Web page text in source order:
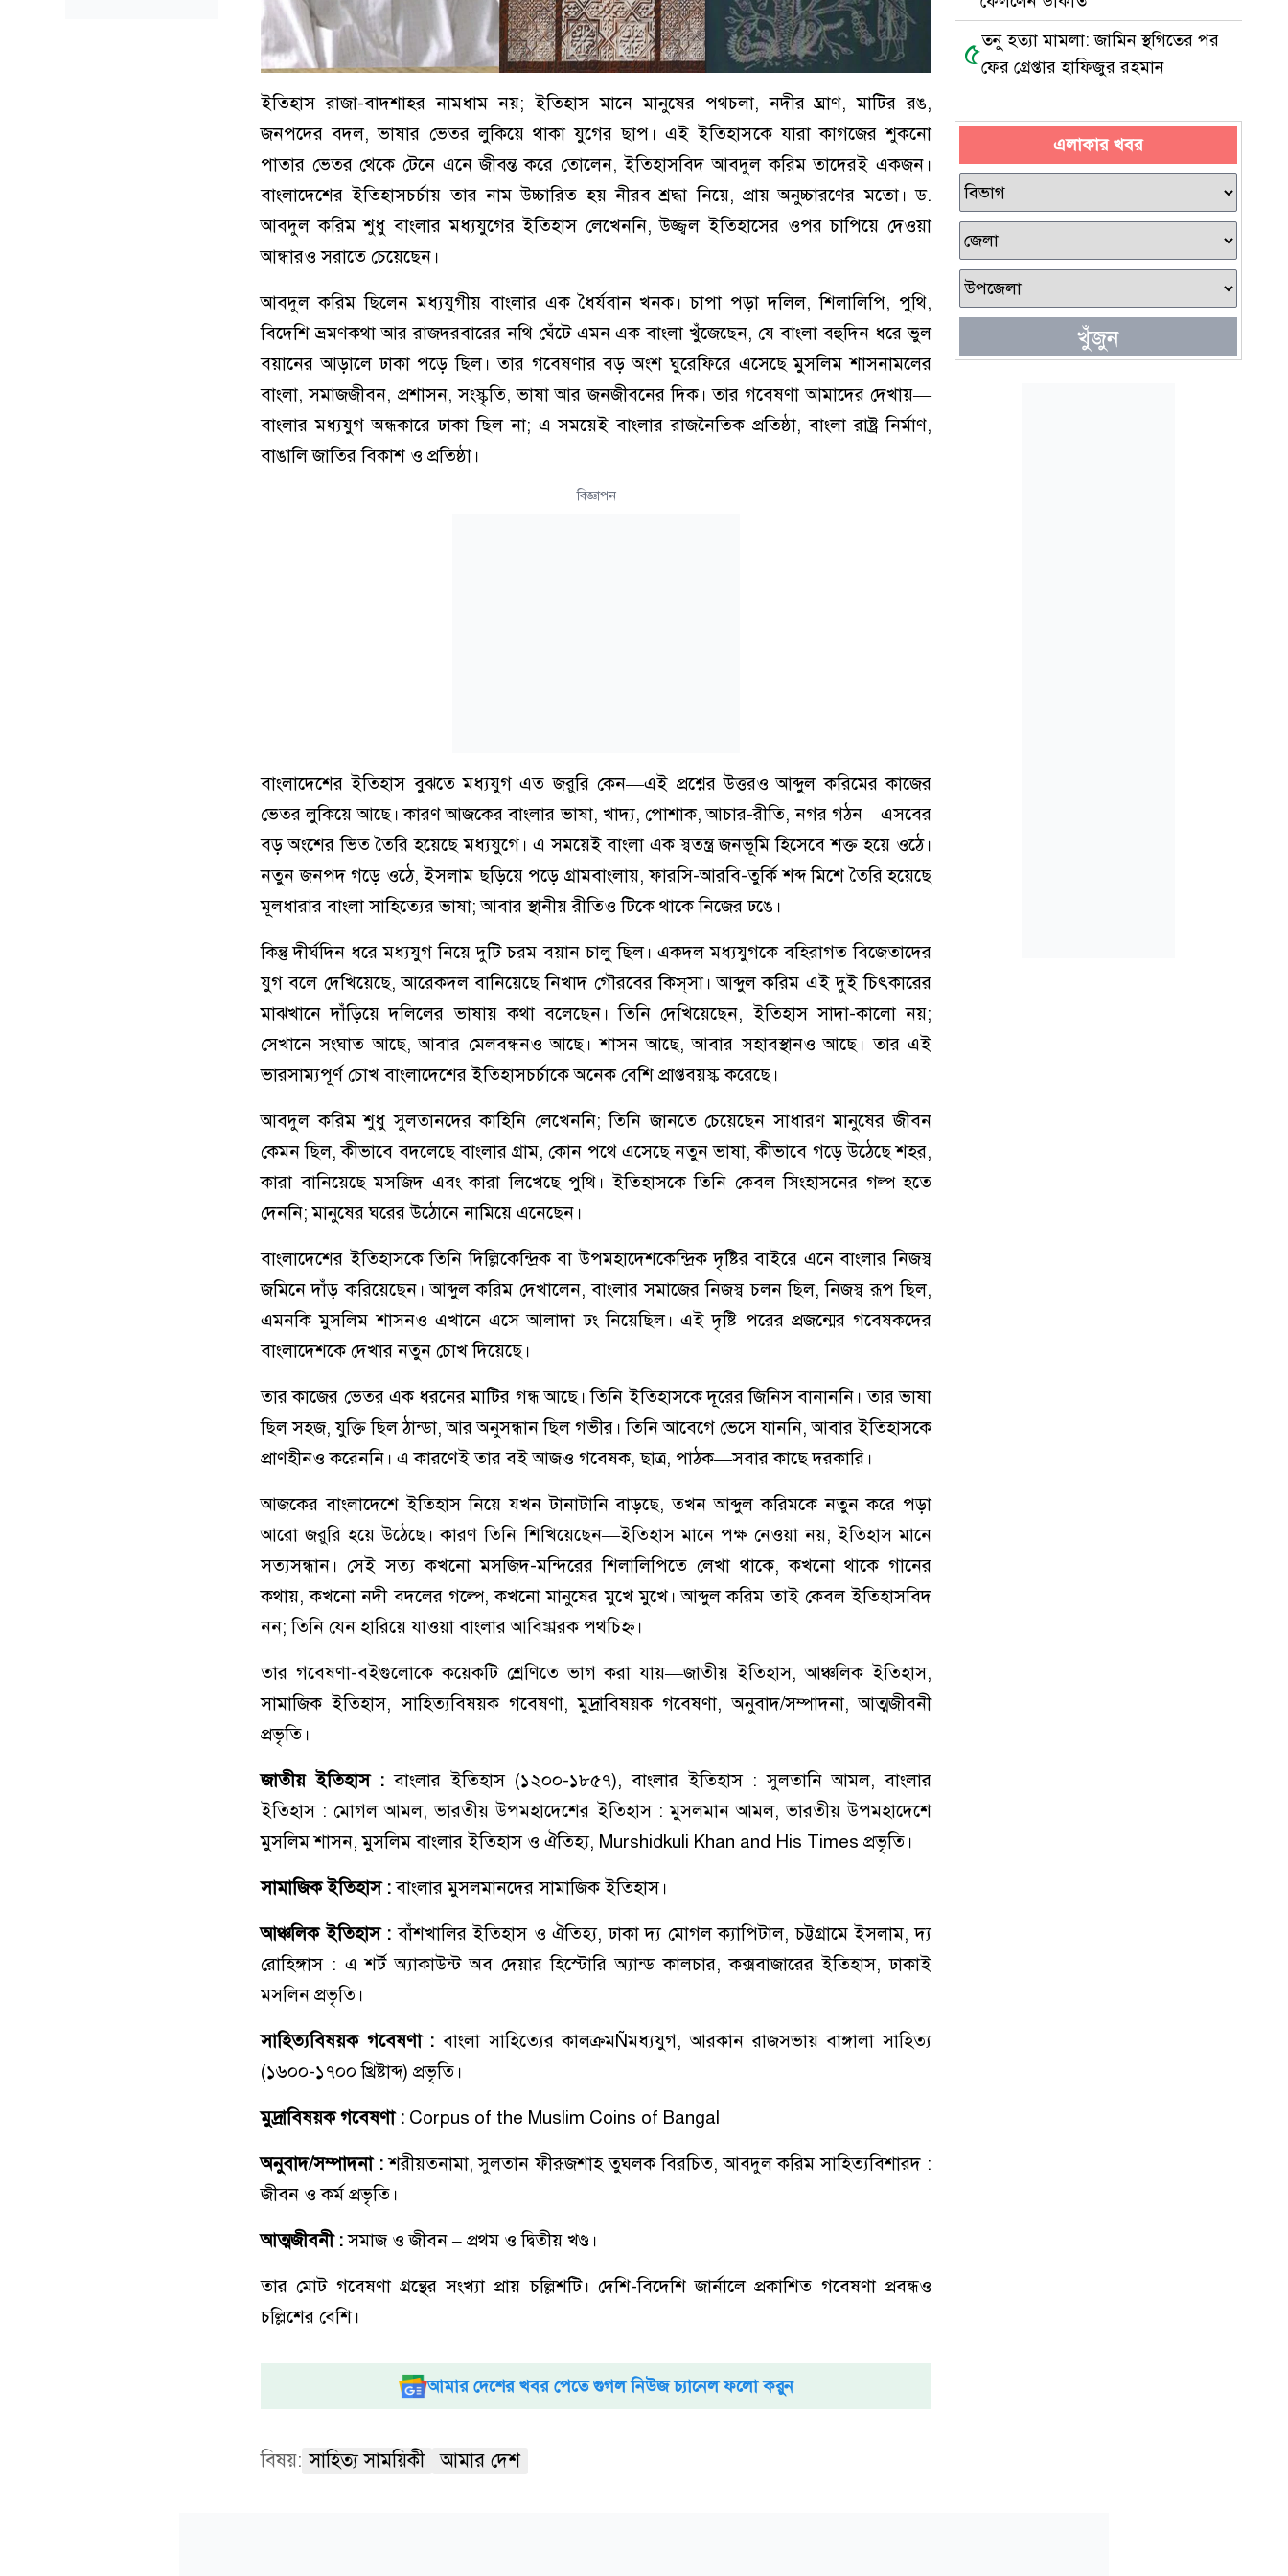
ইতিহাস রাজা-বাদশাহর নামধাম নয়; ইতিহাস মানে মানুষের পথচলা, নদীর ঘ্রাণ, মাটির রঙ,
জনপদের বদল, ভাষার ভেতর লুকিয়ে থাকা যুগের ছাপ। এই ইতিহাসকে যারা কাগজের শুকনো
পাতার ভেতর থেকে টেনে এনে জীবন্ত করে তোলেন, ইতিহাসবিদ আবদুল করিম তাদেরই একজন।
বাংলাদেশের ইতিহাসচর্চায় তার নাম উচ্চারিত হয় নীরব শ্রদ্ধা নিয়ে, প্রায় অনুচ্চারণের মতো। ড.
আবদুল করিম শুধু বাংলার মধ্যযুগের ইতিহাস লেখেননি, উজ্জ্বল ইতিহাসের ওপর চাপিয়ে দেওয়া
আন্ধারও সরাতে চেয়েছেন।
আবদুল করিম ছিলেন মধ্যযুগীয় বাংলার এক ধৈর্যবান খনক। চাপা পড়া দলিল, শিলালিপি, পুথি,
বিদেশি ভ্রমণকথা আর রাজদরবারের নথি ঘেঁটে এমন এক বাংলা খুঁজেছেন, যে বাংলা বহুদিন ধরে ভুল
বয়ানের আড়ালে ঢাকা পড়ে ছিল। তার গবেষণার বড় অংশ ঘুরেফিরে এসেছে মুসলিম শাসনামলের
বাংলা, সমাজজীবন, প্রশাসন, সংস্কৃতি, ভাষা আর জনজীবনের দিক। তার গবেষণা আমাদের দেখায়—
বাংলার মধ্যযুগ অন্ধকারে ঢাকা ছিল না; এ সময়েই বাংলার রাজনৈতিক প্রতিষ্ঠা, বাংলা রাষ্ট্র নির্মাণ,
বাঙালি জাতির বিকাশ ও প্রতিষ্ঠা।
বিজ্ঞাপন
বাংলাদেশের ইতিহাস বুঝতে মধ্যযুগ এত জরুরি কেন—এই প্রশ্নের উত্তরও আব্দুল করিমের কাজের
ভেতর লুকিয়ে আছে। কারণ আজকের বাংলার ভাষা, খাদ্য, পোশাক, আচার-রীতি, নগর গঠন—এসবের
বড় অংশের ভিত তৈরি হয়েছে মধ্যযুগে। এ সময়েই বাংলা এক স্বতন্ত্র জনভূমি হিসেবে শক্ত হয়ে ওঠে।
নতুন জনপদ গড়ে ওঠে, ইসলাম ছড়িয়ে পড়ে গ্রামবাংলায়, ফারসি-আরবি-তুর্কি শব্দ মিশে তৈরি হয়েছে
মূলধারার বাংলা সাহিত্যের ভাষা; আবার স্থানীয় রীতিও টিকে থাকে নিজের ঢঙে।
কিন্তু দীর্ঘদিন ধরে মধ্যযুগ নিয়ে দুটি চরম বয়ান চালু ছিল। একদল মধ্যযুগকে বহিরাগত বিজেতাদের
যুগ বলে দেখিয়েছে, আরেকদল বানিয়েছে নিখাদ গৌরবের কিস্‌সা। আব্দুল করিম এই দুই চিৎকারের
মাঝখানে দাঁড়িয়ে দলিলের ভাষায় কথা বলেছেন। তিনি দেখিয়েছেন, ইতিহাস সাদা-কালো নয়;
সেখানে সংঘাত আছে, আবার মেলবন্ধনও আছে। শাসন আছে, আবার সহাবস্থানও আছে। তার এই
ভারসাম্যপূর্ণ চোখ বাংলাদেশের ইতিহাসচর্চাকে অনেক বেশি প্রাপ্তবয়স্ক করেছে।
আবদুল করিম শুধু সুলতানদের কাহিনি লেখেননি; তিনি জানতে চেয়েছেন সাধারণ মানুষের জীবন
কেমন ছিল, কীভাবে বদলেছে বাংলার গ্রাম, কোন পথে এসেছে নতুন ভাষা, কীভাবে গড়ে উঠেছে শহর,
কারা বানিয়েছে মসজিদ এবং কারা লিখেছে পুথি। ইতিহাসকে তিনি কেবল সিংহাসনের গল্প হতে
দেননি; মানুষের ঘরের উঠোনে নামিয়ে এনেছেন।
বাংলাদেশের ইতিহাসকে তিনি দিল্লিকেন্দ্রিক বা উপমহাদেশকেন্দ্রিক দৃষ্টির বাইরে এনে বাংলার নিজস্ব
জমিনে দাঁড় করিয়েছেন। আব্দুল করিম দেখালেন, বাংলার সমাজের নিজস্ব চলন ছিল, নিজস্ব রূপ ছিল,
এমনকি মুসলিম শাসনও এখানে এসে আলাদা ঢং নিয়েছিল। এই দৃষ্টি পরের প্রজন্মের গবেষকদের
বাংলাদেশকে দেখার নতুন চোখ দিয়েছে।
তার কাজের ভেতর এক ধরনের মাটির গন্ধ আছে। তিনি ইতিহাসকে দূরের জিনিস বানাননি। তার ভাষা
ছিল সহজ, যুক্তি ছিল ঠান্ডা, আর অনুসন্ধান ছিল গভীর। তিনি আবেগে ভেসে যাননি, আবার ইতিহাসকে
প্রাণহীনও করেননি। এ কারণেই তার বই আজও গবেষক, ছাত্র, পাঠক—সবার কাছে দরকারি।
আজকের বাংলাদেশে ইতিহাস নিয়ে যখন টানাটানি বাড়ছে, তখন আব্দুল করিমকে নতুন করে পড়া
আরো জরুরি হয়ে উঠেছে। কারণ তিনি শিখিয়েছেন—ইতিহাস মানে পক্ষ নেওয়া নয়, ইতিহাস মানে
সত্যসন্ধান। সেই সত্য কখনো মসজিদ-মন্দিরের শিলালিপিতে লেখা থাকে, কখনো থাকে গানের
কথায়, কখনো নদী বদলের গল্পে, কখনো মানুষের মুখে মুখে। আব্দুল করিম তাই কেবল ইতিহাসবিদ
নন; তিনি যেন হারিয়ে যাওয়া বাংলার আবিষ্কারক পথচিহ্ন।
তার গবেষণা-বইগুলোকে কয়েকটি শ্রেণিতে ভাগ করা যায়—জাতীয় ইতিহাস, আঞ্চলিক ইতিহাস,
সামাজিক ইতিহাস, সাহিত্যবিষয়ক গবেষণা, মুদ্রাবিষয়ক গবেষণা, অনুবাদ/সম্পাদনা, আত্মজীবনী
প্রভৃতি।
জাতীয় ইতিহাস :বাংলার ইতিহাস (১২০০-১৮৫৭), বাংলার ইতিহাস : সুলতানি আমল, বাংলার
ইতিহাস : মোগল আমল, ভারতীয় উপমহাদেশের ইতিহাস : মুসলমান আমল, ভারতীয় উপমহাদেশে
মুসলিম শাসন, মুসলিম বাংলার ইতিহাস ও ঐতিহ্য, Murshidkuli Khan and His Times প্রভৃতি।
সামাজিক ইতিহাস :বাংলার মুসলমানদের সামাজিক ইতিহাস।
আঞ্চলিক ইতিহাস :বাঁশখালির ইতিহাস ও ঐতিহ্য, ঢাকা দ্য মোগল ক্যাপিটাল, চট্টগ্রামে ইসলাম, দ্য
রোহিঙ্গাস : এ শর্ট অ্যাকাউন্ট অব দেয়ার হিস্টোরি অ্যান্ড কালচার, কক্সবাজারের ইতিহাস, ঢাকাই
মসলিন প্রভৃতি।
সাহিত্যবিষয়ক গবেষণা :বাংলা সাহিত্যের কালক্রমÑমধ্যযুগ, আরকান রাজসভায় বাঙ্গালা সাহিত্য
(১৬০০-১৭০০ খ্রিষ্টাব্দ) প্রভৃতি।
মুদ্রাবিষয়ক গবেষণা : Corpus of the Muslim Coins of Bangal
অনুবাদ/সম্পাদনা :শরীয়তনামা, সুলতান ফীরূজশাহ তুঘলক বিরচিত, আবদুল করিম সাহিত্যবিশারদ :
জীবন ও কর্ম প্রভৃতি।
আত্মজীবনী :সমাজ ও জীবন – প্রথম ও দ্বিতীয় খণ্ড।
তার মোট গবেষণা গ্রন্থের সংখ্যা প্রায় চল্লিশটি। দেশি-বিদেশি জার্নালে প্রকাশিত গবেষণা প্রবন্ধও
চল্লিশের বেশি।
আমার দেশের খবর পেতে গুগল নিউজ চ্যানেল ফলো করুন
বিষয়: সাহিত্য সাময়িকী আমার দেশ
৫তনু হত্যা মামলা: জামিন স্থগিতের পর
ফের গ্রেপ্তার হাফিজুর রহমান
এলাকার খবর
খুঁজুন